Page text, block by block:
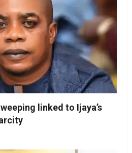
linked to Ijaya’s